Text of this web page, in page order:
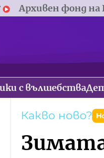
Архивен фонд на
с вълшебства
Какво ново?